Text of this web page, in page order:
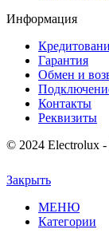
Информация
Гарантия
Обмен и
Контакты
Реквизиты
© 2024 Electrolux
Закрыть
МЕНЮ
Категории